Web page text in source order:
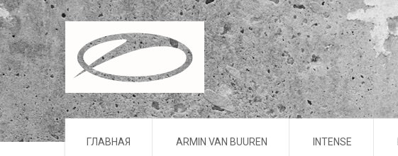
ГЛАВНАЯ ARMIN VAN BUUREN INTENSE